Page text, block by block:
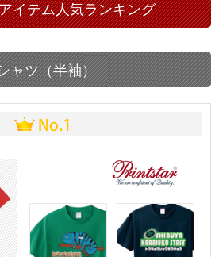
イテム人気ランキング
ャツ（半袖）